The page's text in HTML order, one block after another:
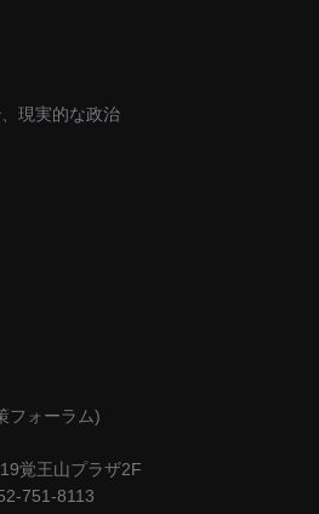
現実的な政治
フォーラム)
覚王山プラザ2F
751-8113